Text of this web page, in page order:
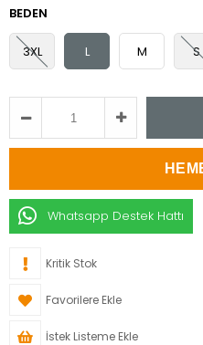
BEDEN
3XL L M S
Whatsapp Destek Hattı
Kritik Stok
Favorilere Ekle
İstek Listeme Ekle